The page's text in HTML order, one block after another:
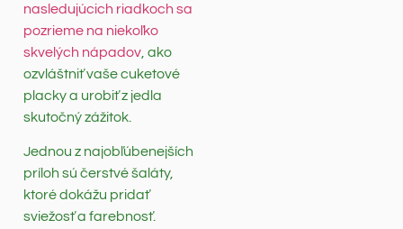
nasledujúcich riadkoch sa
pozrieme na niekoľko
skvelých nápadov , ako
ozvláštniť vaše cuketové
placky a urobiť z jedla
skutočný zážitok.
Jednou z najobľúbenejších
príloh sú čerstvé šaláty,
ktoré dokážu pridať
sviežosť a farebnosť.